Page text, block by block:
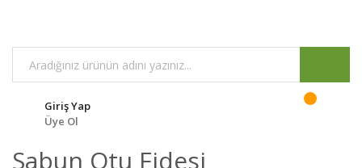
Giriş Yap
Üye Ol
Sabun Otu Fidesi